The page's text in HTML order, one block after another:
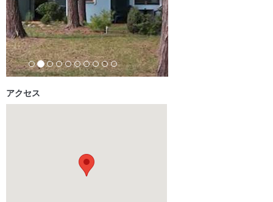
So malte der berühmte Pieter Mondriaan die Mühle von Domburg.
アクセス